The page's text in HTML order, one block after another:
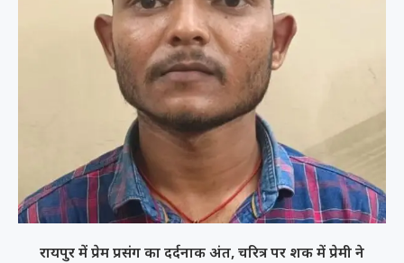
रायपुर में प्रेम प्रसंग का दर्दनाक अंत, चरित्र पर शक में प्रेमी ने